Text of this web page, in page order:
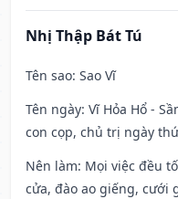
Nhị Thập Bát Tú
Tên sao: Sao Vĩ
Tên ngày: Vĩ Hỏa Hổ -
con cọp, chủ trị ngày
Nên làm: Mọi việc đều
cửa, đào ao giếng, cưới